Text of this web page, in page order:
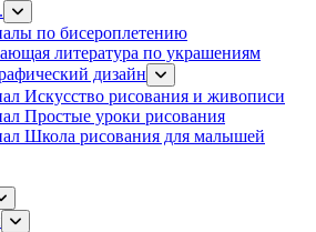
по бисероплетению
литература по украшениям
дизайн
Искусство рисования и живописи
Простые уроки рисования
Школа рисования для малышей